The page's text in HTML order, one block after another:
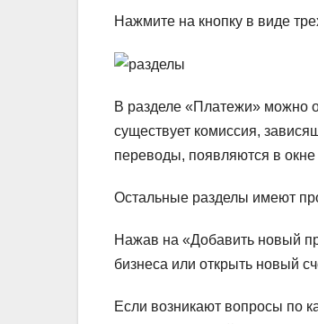
Нажмите на кнопку в виде
В разделе «Платежи» можно
существует комиссия,
переводы, появляются в
Остальные разделы имеют
Нажав на «Добавить новый
бизнеса или открыть новый
Если возникают вопросы по